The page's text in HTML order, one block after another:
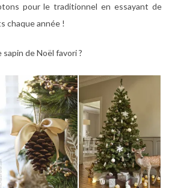
pour le traditionnel en essayant de
chaque année !
de Noël favori ?